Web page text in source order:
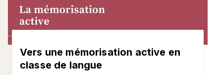
Vers une mémorisation active en
classe de langue